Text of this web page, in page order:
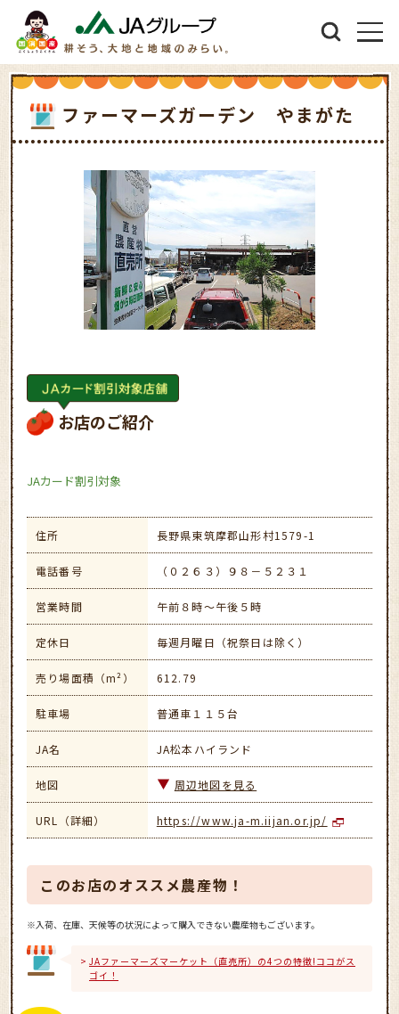
ファーマーズガーデン やまがた
お店のご紹介
JAカード割引対象
住所 長野県東筑摩郡山形村1579-1
電話番号 （０２６３）９８－５２３１
営業時間 午前８時～午後５時
定休日 毎週月曜日（祝祭日は除く）
売り場面積（m²） 612.79
駐車場 普通車１１５台
JA名 JA松本ハイランド
地図 周辺地図を見る
URL（詳細） https://www.ja-m.iijan.or.jp/
このお店のオススメ農産物！
※入荷、在庫、天候等の状況によって購入できない農産物もございます。
JAファーマーズマーケット（直売所）の4つの特徴!ココがス
ゴイ！